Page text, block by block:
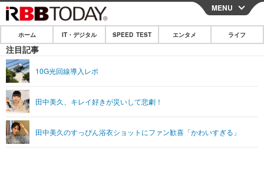
CLOSE
ホーム
IT・デジタル
ショッピング その他
SPEED TEST
エンタメ
エンタメTOP 映画・ドラマ
ライフ
MENU
ホーム IT・デジタル SPEED TEST エンタメ ライフ
注目記事
10G光回線導入レポ
田中美久、キレイ好きが災いして悲劇！
田中美久のすっぴん浴衣ショットにファン歓喜「かわいすぎる」